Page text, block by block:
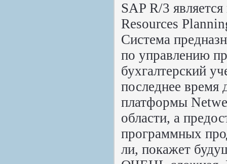
SAP R/3
Resources
Система
по управлению
бухгалтерский
последнее время
платформы
области, а
программных
ли, покажет